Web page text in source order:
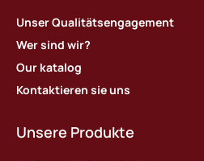
Unser Qualitätsengagement
Wer sind wir?
Our katalog
Kontaktieren sie uns
Unsere Produkte